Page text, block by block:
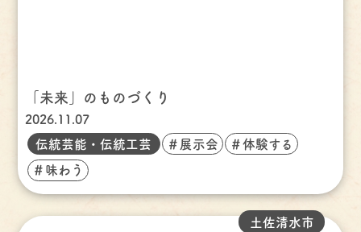
「未来」のものづくり
2026.11.07
伝統芸能・伝統工芸 ＃展示会 ＃体験する
＃味わう
土佐清水市